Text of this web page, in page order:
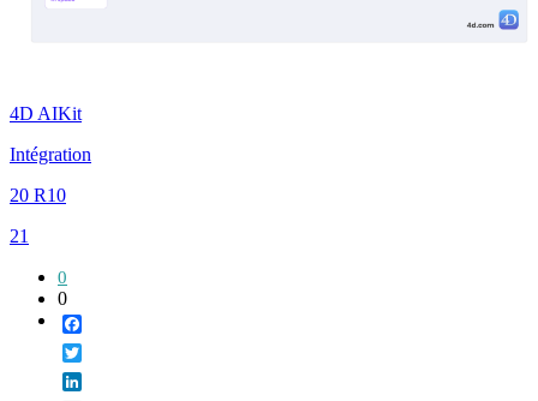
4D AIKit
Intégration
20 R10
21
0
0